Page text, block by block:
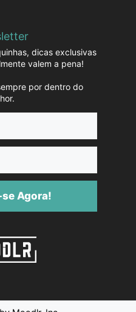
dicas exclusivas
valem a pena!
por dentro do
Agora!